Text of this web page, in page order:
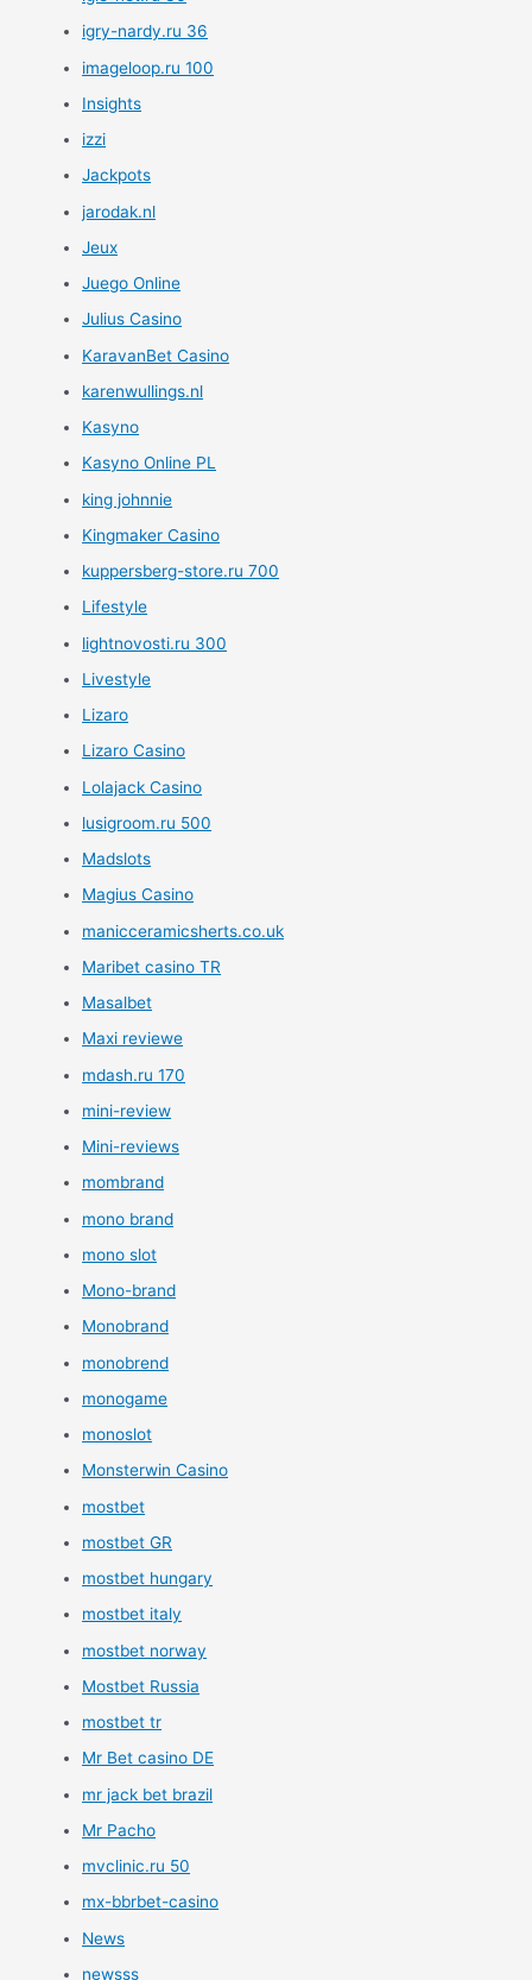
igry-nardy.ru 36
imageloop.ru 100
Insights
izzi
Jackpots
jarodak.nl
Jeux
Juego Online
Julius Casino
KaravanBet Casino
karenwullings.nl
Kasyno
Kasyno Online PL
king johnnie
Kingmaker Casino
kuppersberg-store.ru 700
Lifestyle
lightnovosti.ru 300
Livestyle
Lizaro
Lizaro Casino
Lolajack Casino
lusigroom.ru 500
Madslots
Magius Casino
manicceramicsherts.co.uk
Maribet casino TR
Masalbet
Maxi reviewe
mdash.ru 170
mini-review
Mini-reviews
mombrand
mono brand
mono slot
Mono-brand
Monobrand
monobrend
monogame
monoslot
Monsterwin Casino
mostbet
mostbet GR
mostbet hungary
mostbet italy
mostbet norway
Mostbet Russia
mostbet tr
Mr Bet casino DE
mr jack bet brazil
Mr Pacho
mvclinic.ru 50
mx-bbrbet-casino
News
newsss